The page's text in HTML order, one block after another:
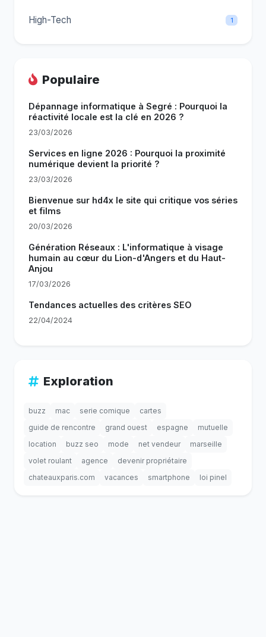
High-Tech 1
Populaire
Dépannage informatique à Segré : Pourquoi la
réactivité locale est la clé en 2026 ?
23/03/2026
Services en ligne 2026 : Pourquoi la proximité
numérique devient la priorité ?
23/03/2026
Bienvenue sur hd4x le site qui critique vos séries
et films
20/03/2026
Génération Réseaux : L'informatique à visage
humain au cœur du Lion-d'Angers et du Haut-
Anjou
17/03/2026
Tendances actuelles des critères SEO
22/04/2024
Exploration
buzz mac serie comique
cartes
guide de rencontre
grand ouest espagne
mutuelle
location
buzz seo mode net vendeur
marseille
volet roulant
agence
devenir propriétaire
chateauxparis.com
vacances smartphone loi pinel